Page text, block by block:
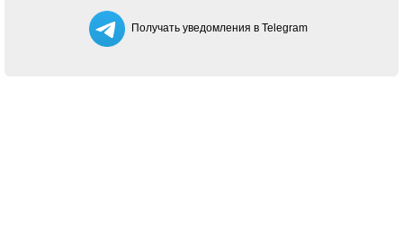
Получать уведомления в Telegram